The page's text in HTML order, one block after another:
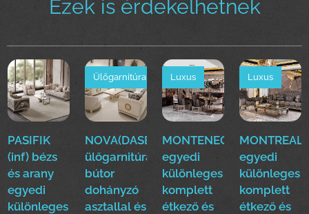
Ezek is érdekelhetnek
PASIFIK
(inf) bézs
és arany
egyedi
különleges
NOVA(DASE)
ülőgarnitúra
bútor
dohányzó
asztallal és
Ülőgarnitúra
MONTENEGRO(EFE)Luxus
egyedi
különleges
komplett
étkező és
Luxus
egyedi
különleges
komplett
étkező és
Luxus